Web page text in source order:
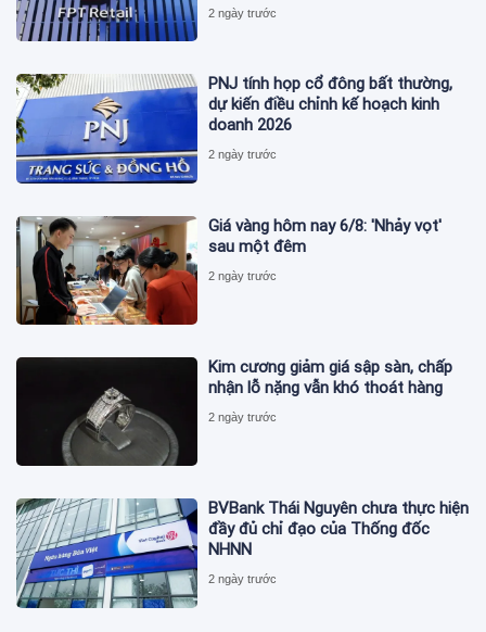
2 ngày trước
PNJ tính họp cổ đông bất thường,
dự kiến điều chỉnh kế hoạch kinh
doanh 2026
2 ngày trước
Giá vàng hôm nay 6/8: 'Nhảy vọt'
sau một đêm
2 ngày trước
Kim cương giảm giá sập sàn, chấp
nhận lỗ nặng vẫn khó thoát hàng
2 ngày trước
BVBank Thái Nguyên chưa thực hiện
đầy đủ chỉ đạo của Thống đốc
NHNN
2 ngày trước